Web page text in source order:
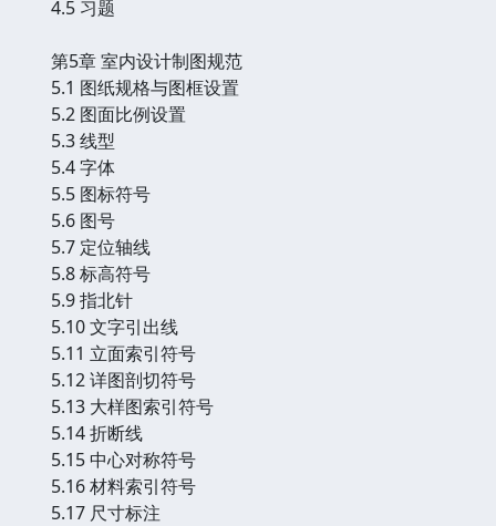
4.5 习题
第5章 室内设计制图规范
5.1 图纸规格与图框设置
5.2 图面比例设置
5.3 线型
5.4 字体
5.5 图标符号
5.6 图号
5.7 定位轴线
5.8 标高符号
5.9 指北针
5.10 文字引出线
5.11 立面索引符号
5.12 详图剖切符号
5.13 大样图索引符号
5.14 折断线
5.15 中心对称符号
5.16 材料索引符号
5.17 尺寸标注